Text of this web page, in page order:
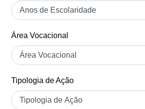
Área Vocacional
Tipologia de Ação